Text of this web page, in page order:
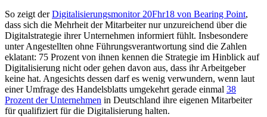
So zeigt derDigitalisierungsmonitor 20Fhr18 von Bearing Point,
dass sich die Mehrheit der Mitarbeiter nur unzureichend über die
Digitalstrategie ihrer Unternehmen informiert fühlt. Insbesondere
unter Angestellten ohne Führungsverantwortung sind die Zahlen
eklatant: 75 Prozent von ihnen kennen die Strategie im Hinblick auf
Digitalisierung nicht oder gehen davon aus, dass ihr Arbeitgeber
keine hat. Angesichts dessen darf es wenig verwundern, wenn laut
einer Umfrage des Handelsblatts umgekehrt gerade einmal 38
Prozent der Unternehmen in Deutschland ihre eigenen Mitarbeiter
für qualifiziert für die Digitalisierung halten.